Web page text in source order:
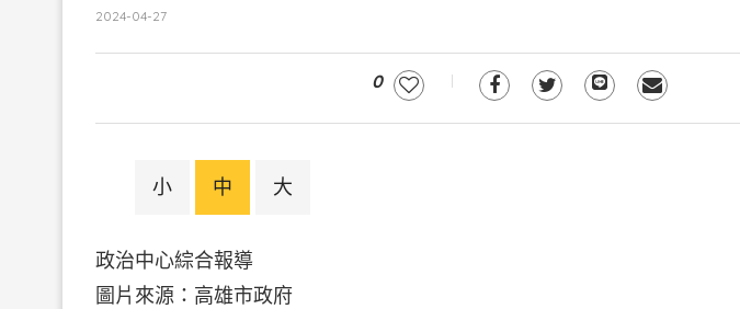
2024-04-27
0
小 中 大
政治中心綜合報導
圖片來源：高雄市政府